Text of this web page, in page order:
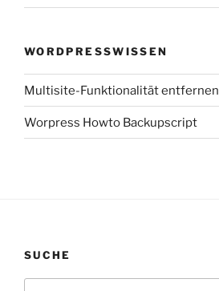
WORDPRESSWISSEN
Multisite-Funktionalität entfernen
Worpress Howto Backupscript
SUCHE